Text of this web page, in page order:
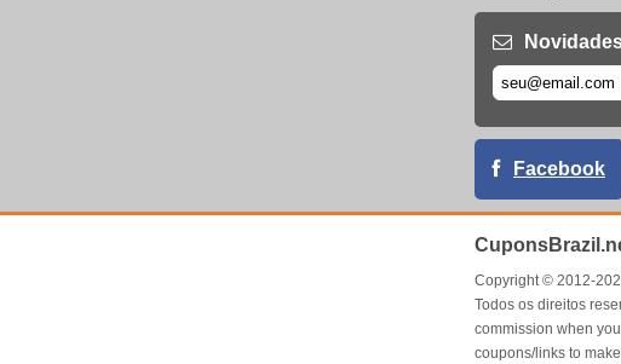
Facebook
Copyright © 2012-
Todos os direitos
commission when
coupons/links to